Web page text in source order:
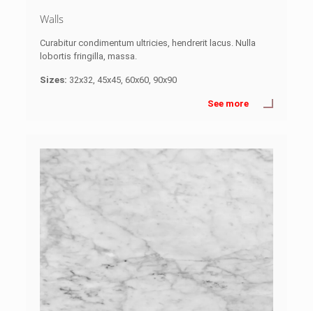
Walls
Curabitur condimentum ultricies, hendrerit lacus. Nulla
lobortis fringilla, massa.
Sizes: 32x32, 45x45, 60x60, 90x90
See more